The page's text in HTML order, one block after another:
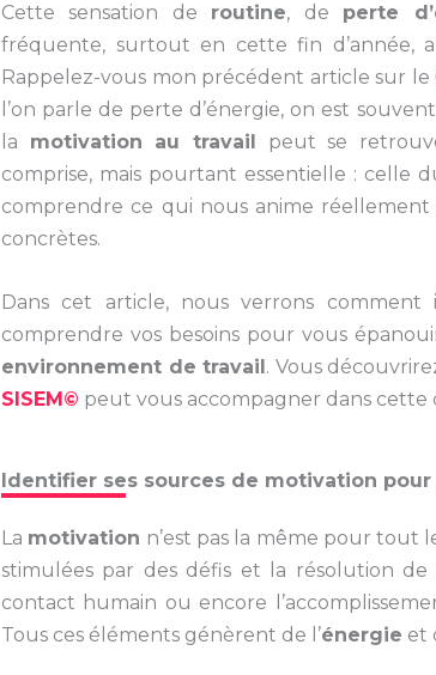
Cette sensation de routine, de perte
fréquente, surtout en cette fin d’année,
Rappelez-vous mon précédent article sur le
l’on parle de perte d’énergie, on est
la motivation au travail peut se
comprise, mais pourtant essentielle : celle
comprendre ce qui nous anime
concrètes.
Dans cet article, nous verrons comment
comprendre vos besoins pour vous
environnement de travail. Vous
SISEM© peut vous accompagner dans cette
Identifier ses sources de motivation
La motivation n’est pas la même pour tout
stimulées par des défis et la résolution de
contact humain ou encore
Tous ces éléments génèrent de l’énergie et